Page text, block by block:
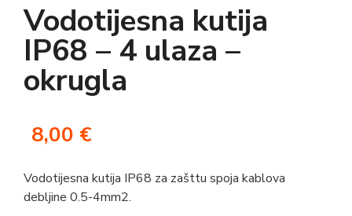
Vodotijesna kutija
IP68 – 4 ulaza –
okrugla
8,00 €
Vodotijesna kutija IP68 za zašttu spoja kablova
debljine 0.5-4mm2.